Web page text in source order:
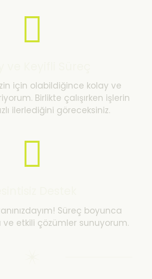
için olabildiğince kolay ve
Birlikte çalışırken işlerin
ilerlediğini göreceksiniz.
Süreç boyunca
ve etkili çözümler sunuyorum.